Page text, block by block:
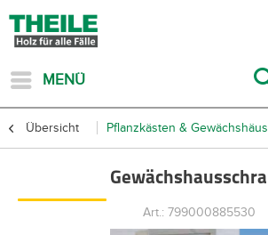
MENÜ
Übersicht Pflanzkästen &
Art.: 799000885530